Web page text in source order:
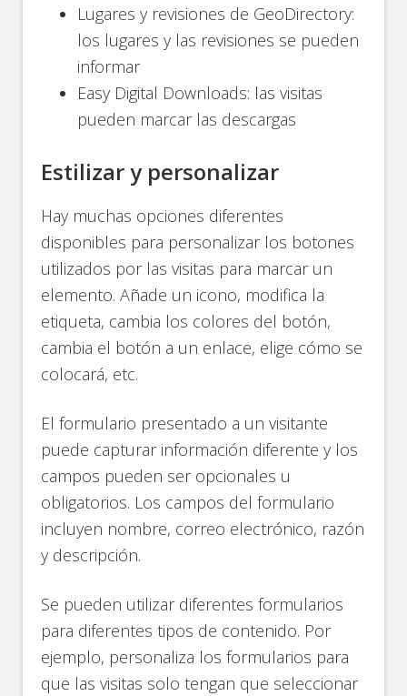
Lugares y revisiones de GeoDirectory:
los lugares y las revisiones se pueden
informar
Easy Digital Downloads: las visitas
pueden marcar las descargas
Estilizar y personalizar
Hay muchas opciones diferentes
disponibles para personalizar los botones
utilizados por las visitas para marcar un
elemento. Añade un icono, modifica la
etiqueta, cambia los colores del botón,
cambia el botón a un enlace, elige cómo se
colocará, etc.
El formulario presentado a un visitante
puede capturar información diferente y los
campos pueden ser opcionales u
obligatorios. Los campos del formulario
incluyen nombre, correo electrónico, razón
y descripción.
Se pueden utilizar diferentes formularios
para diferentes tipos de contenido. Por
ejemplo, personaliza los formularios para
que las visitas solo tengan que seleccionar